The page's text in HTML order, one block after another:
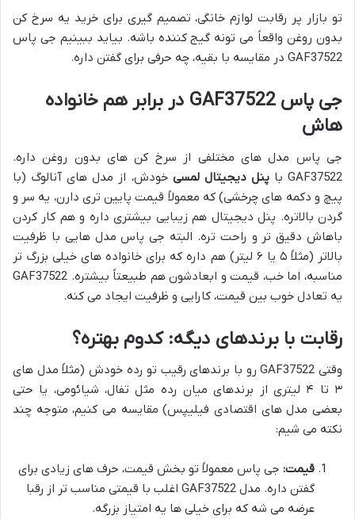
تو بازار پر رقابت لوازم خانگی، تصمیم گیری برای خرید یه سرخ کن
بدون روغن واقعاً می تونه گیج کننده باشه. بیاید ببینیم جی پاس
GAF37522 در مقایسه با بقیه، چه حرفی برای گفتن داره.
جی پاس GAF37522 در برابر هم خانواده
هاش
جی پاس مدل های مختلفی از سرخ کن های بدون روغن داره.
GAF37522 با
پنل دیجیتال لمسی خودش، از مدل های آنالوگ (با
پیچ و دکمه های چرخشی) که معمولاً قیمت پایین تری دارن، یه سر و
گردن بالاتره. پنل دیجیتال هم زیبایی بیشتری داره و هم کار کردن
باهاش دقیق تر و راحت تره. البته جی پاس مدل هایی با ظرفیت
بالاتر (مثلاً ۵ یا ۶ لیتر) هم داره که برای خانواده های خیلی بزرگ تر
مناسبه، اما خب، قیمت و ابعادشون هم طبیعتاً بیشتره. GAF37522
یه تعادل خوب بین قیمت، کارایی و ظرفیت ایجاد می کنه.
رقابت با برندهای دیگه: کدوم بهتره؟
وقتی GAF37522 رو با برندهای رقیب تو رده خودش (مثلاً مدل های
۳ تا ۴ لیتری از برندهای میان رده مثل تفال، شیائومی، یا حتی
بعضی مدل های اقتصادی فیلیپس) مقایسه می کنیم، متوجه چند
نکته می شیم:
قیمت: جی پاس معمولاً تو بخش قیمت، حرف های زیادی برای
گفتن داره. مدل GAF37522 اغلب با قیمتی مناسب تر از رقبا
عرضه می شه که برای خیلی ها یه امتیاز بزرگه.